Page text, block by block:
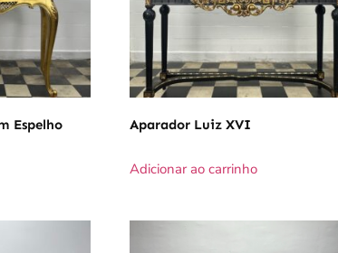
Espelho Aparador Luiz XVI
Adicionar ao carrinho